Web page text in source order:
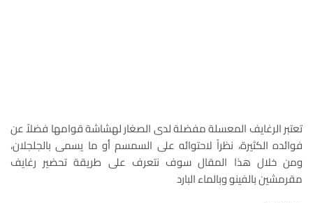
تعتبر الرغايف المعسلة مفضلة لدى الصغار لهشاشة قوامها فضلاً عن
فوائده الكثيرة، نظراً لاحتوائه على السمسم أو ما يسمى بالجلجلان،
ومن خلال هذا المقال سوف نتعرف على طريقة تحضير رغايف
مقرمشين بالفينو وبالماء البارد